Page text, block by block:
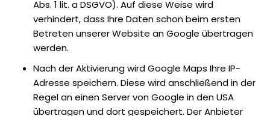
Abs. 1 lit. a DSGVO). Auf diese Weise wird
verhindert, dass Ihre Daten schon beim ersten
Betreten unserer Website an Google übertragen
werden.
Nach der Aktivierung wird Google Maps Ihre IP-
Adresse speichern. Diese wird anschließend in der
Regel an einen Server von Google in den USA
übertragen und dort gespeichert. Der Anbieter